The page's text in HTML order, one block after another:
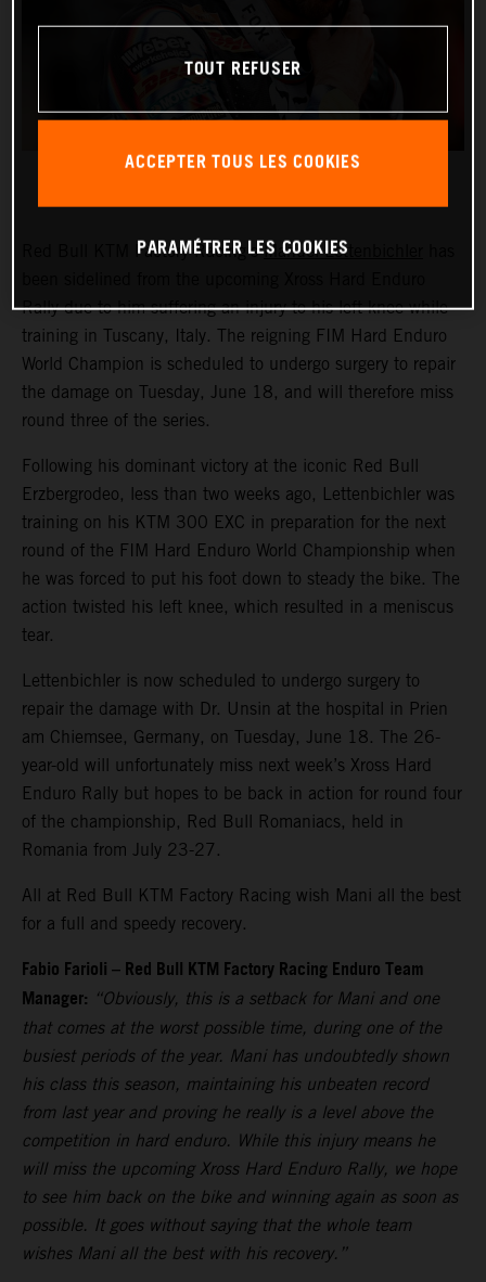
Red Bull KTM Factory Racing’sManuel Lettenbichler
Rally due to him suffering an injury to his left knee while
training in Tuscany, Italy. The reigning FIM Hard Enduro
World Champion is scheduled to undergo surgery to repair
the damage on Tuesday, June 18, and will therefore miss
round three of the series.
Following his dominant victory at the iconic Red Bull
Erzbergrodeo, less than two weeks ago, Lettenbichler was
training on his KTM 300 EXC in preparation for the next
round of the FIM Hard Enduro World Championship when
he was forced to put his foot down to steady the bike. The
action twisted his left knee, which resulted in a meniscus
tear.
Lettenbichler is now scheduled to undergo surgery to
repair the damage with Dr. Unsin at the hospital in Prien
am Chiemsee, Germany, on Tuesday, June 18. The 26-
year-old will unfortunately miss next week’s Xross Hard
Enduro Rally but hopes to be back in action for round four
of the championship, Red Bull Romaniacs, held in
Romania from July 23-27.
All at Red Bull KTM Factory Racing wish Mani all the best
for a full and speedy recovery.
Fabio Farioli – Red Bull KTM Factory Racing Enduro Team
Manager: “Obviously, this is a setback for Mani and one
that comes at the worst possible time, during one of the
busiest periods of the year. Mani has undoubtedly shown
his class this season, maintaining his unbeaten record
from last year and proving he really is a level above the
competition in hard enduro. While this injury means he
will miss the upcoming Xross Hard Enduro Rally, we hope
to see him back on the bike and winning again as soon as
possible. It goes without saying that the whole team
wishes Mani all the best with his recovery.”
TOUT REFUSER
ACCEPTER TOUS LES COOKIES
PARAMÉTRER LES COOKIES